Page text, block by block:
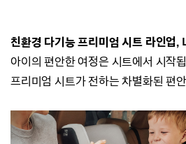
친환경 다기능 프리미엄 시트 라인업,
아이의 편안한 여정은 시트에서 시작
프리미엄 시트가 전하는 차별화된 편